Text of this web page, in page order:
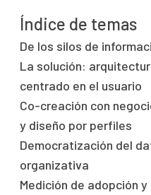
Índice de temas
De los silos de
La solución:
centrado en el usuario
Co-creación con
y diseño por perfiles
Democratización del
organizativa
Medición de adopción